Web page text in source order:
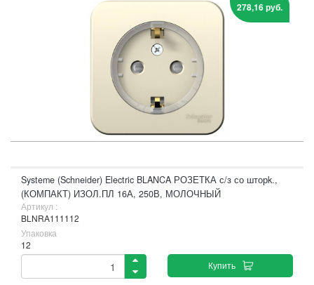
278,16 руб.
Systeme (Schneider) Electric BLANCA РОЗЕТКА с/з со шторk.,
(КОМПАКТ) ИЗОЛ.ПЛ 16А, 250В, МОЛОЧНЫЙ
Артикул :
BLNRA111112
Упаковка
12
Купить